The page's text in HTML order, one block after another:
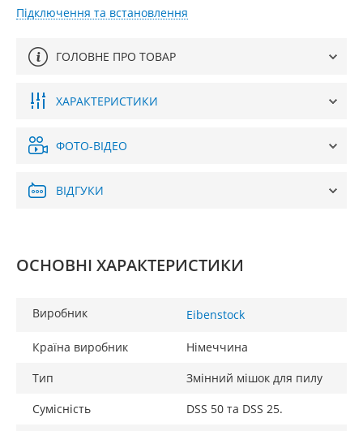
Підключення та встановлення
ГОЛОВНЕ ПРО ТОВАР
ХАРАКТЕРИСТИКИ
ФОТО-ВІДЕО
ВІДГУКИ
ОСНОВНІ ХАРАКТЕРИСТИКИ
Виробник Eibenstock
Країна виробник
Німеччина
Тип
Змінний мішок для пилу
Сумісність
DSS 50 та DSS 25.